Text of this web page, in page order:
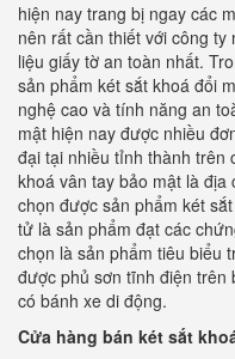
hiện nay trang bị ngay các
nên rất cần thiết với công
liệu giấy tờ an toàn nhất.
sản phẩm két sắt khoá đổi
nghệ cao và tính năng an
mật hiện nay được nhiều
đại tại nhiều tỉnh thành trên
khoá vân tay bảo mật là
chọn được sản phẩm két
tử là sản phẩm đạt các
chọn là sản phẩm tiêu biểu
được phủ sơn tĩnh điện trên
có bánh xe di động.
Cửa hàng bán két sắt